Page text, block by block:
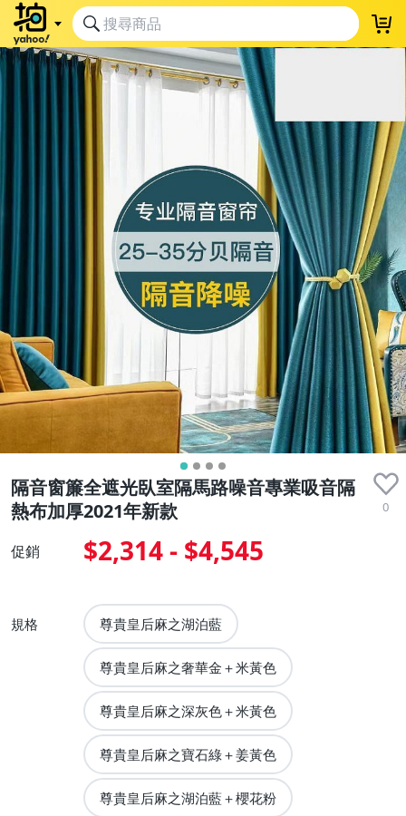
隔音窗簾全遮光臥室隔馬路噪音專業吸音隔
熱布加厚2021年新款
0
促銷 $2,314 - $4,545
規格 尊貴皇后麻之湖泊藍
尊貴皇后麻之奢華金＋米黃色
尊貴皇后麻之深灰色＋米黃色
尊貴皇后麻之寶石綠＋姜黃色
尊貴皇后麻之湖泊藍＋櫻花粉